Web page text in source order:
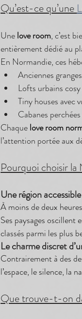
Qu’est-ce qu’une
Une love room, c’est
entièrement dédié au
En Normandie, ces
Anciennes
Lofts urbains
Tiny houses avec
Cabanes
Chaque love room
l’attention portée aux
Pourquoi choisir la
Une région
À moins de deux
Ses paysages oscillent
classés parmi les plus
Le charme discret
Contrairement à des
l’espace, le silence, la
Que trouve-t-on